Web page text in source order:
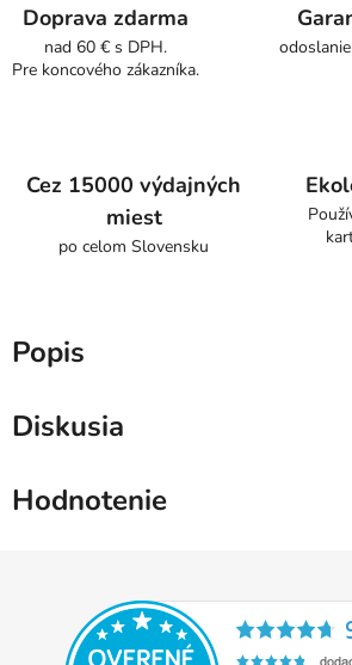
Doprava zdarma
nad 60 € s DPH.
Pre koncového zákazníka.
Cez 15000 výdajných
miest
po celom Slovensku
Popis
Diskusia
Hodnotenie